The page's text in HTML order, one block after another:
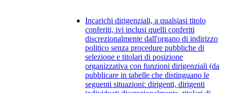
Incarichi dirigenziali, a qualsiasi titolo
conferiti, ivi inclusi quelli conferiti
discrezionalmente dall'organo di indirizzo
politico senza procedure pubbliche di
selezione e titolari di posizione
organizzativa con funzioni dirigenziali (da
pubblicare in tabelle che distinguano le
seguenti situazioni: dirigenti, dirigenti